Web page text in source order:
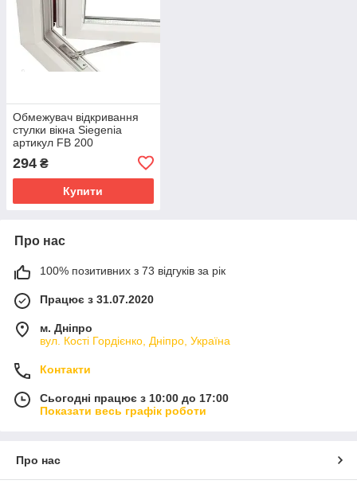
Обмежувач відкривання
стулки вікна Siegenia
артикул FB 200
294 ₴
Купити
Про нас
100% позитивних з 73 відгуків за рік
Працює з 31.07.2020
м. Дніпро
вул. Кості Гордієнко, Дніпро, Україна
Контакти
Сьогодні працює з 10:00 до 17:00
Показати весь графік роботи
Про нас